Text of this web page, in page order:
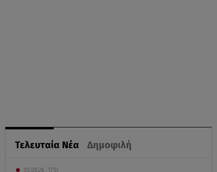
Τελευταία Νέα Δημοφιλή
05.08.26 , 17:51